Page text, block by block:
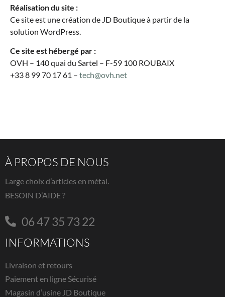
Réalisation du site :
Ce site est une création de JD Boutique à partir de la
solution WordPress.
Ce site est hébergé par :
OVH – 140 quai du Sartel – F-59 100 ROUBAIX
+33 8 99 70 17 61 – tech@ovh.net
À PROPOS DE NOUS
Large choix d’articles en métal.
BESOIN D’AIDE ?
06 47 35 73 22
INFORMATIONS
Livraison et retours
Paiement en ligne Sécurisé
Magasin d’usine JD Boutique